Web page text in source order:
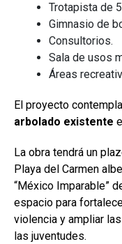
Trotapista de
Gimnasio de
Consultorios.
Sala de usos
Áreas
El proyecto
arbolado existente
La obra tendrá un
Playa del Carmen
“México Imparable”
espacio para
violencia y ampliar
las juventudes.